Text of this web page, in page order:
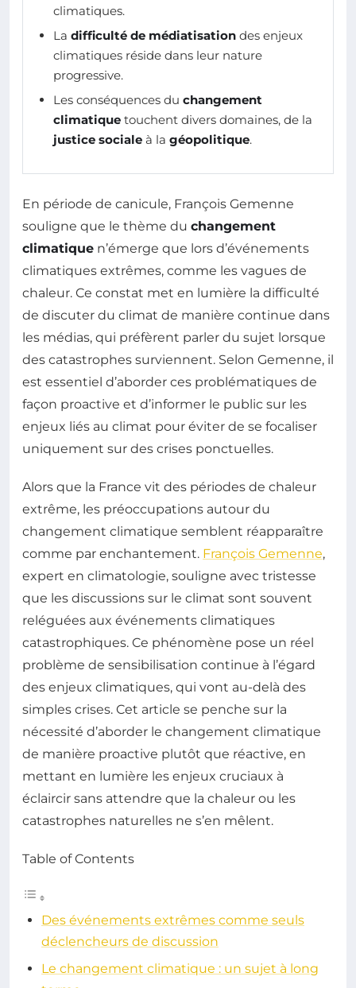
climatiques.
La difficulté de médiatisation des enjeux
climatiques réside dans leur nature
progressive.
Les conséquences du changement
climatique touchent divers domaines, de la
justice sociale à la géopolitique.
En période de canicule, François Gemenne
souligne que le thème du changement
climatique n’émerge que lors d’événements
climatiques extrêmes, comme les vagues de
chaleur. Ce constat met en lumière la difficulté
de discuter du climat de manière continue dans
les médias, qui préfèrent parler du sujet lorsque
des catastrophes surviennent. Selon Gemenne, il
est essentiel d’aborder ces problématiques de
façon proactive et d’informer le public sur les
enjeux liés au climat pour éviter de se focaliser
uniquement sur des crises ponctuelles.
Alors que la France vit des périodes de chaleur
extrême, les préoccupations autour du
changement climatique semblent réapparaître
comme par enchantement. François Gemenne,
expert en climatologie, souligne avec tristesse
que les discussions sur le climat sont souvent
reléguées aux événements climatiques
catastrophiques. Ce phénomène pose un réel
problème de sensibilisation continue à l’égard
des enjeux climatiques, qui vont au-delà des
simples crises. Cet article se penche sur la
nécessité d’aborder le changement climatique
de manière proactive plutôt que réactive, en
mettant en lumière les enjeux cruciaux à
éclaircir sans attendre que la chaleur ou les
catastrophes naturelles ne s’en mêlent.
Table of Contents
Des événements extrêmes comme seuls
déclencheurs de discussion
Le changement climatique : un sujet à long